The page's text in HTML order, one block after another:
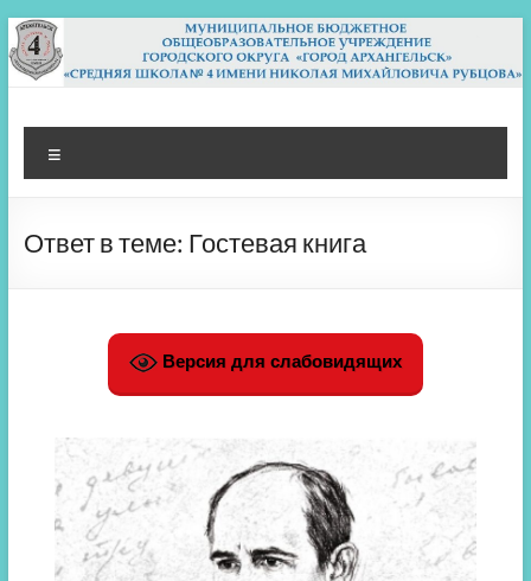
Перейти
к
содержимому
МБОУ СШ 4
Архангельск
Ответ в теме: Гостевая книга
Версия для слабовидящих